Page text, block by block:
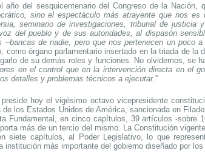
del sesquicentenario del Congreso de la Nación,
sino el espectáculo más atrayente que nos
seminario de investigaciones, tribunal de
del pueblo y de sus autoridades, al dispasón
de nadie, pero que nos pertenecen un poco
como órgano parlamentario insertado en la triada de la
de su demás roles y funciones. No olvidemos, se
en el control que en la intervención directa en el
detalles y problemas técnicos a ejecutar. ”
hoy el vigésimo octavo vicepresidente
los Estados Unidos de América, sancionada en
Fundamental, en cinco capítulos, 39 artículos -sobre
más de un tercio del mismo. La Constitución
siete capítulos, al Poder Legislativo, lo que
más importante del gobierno diseñado por los